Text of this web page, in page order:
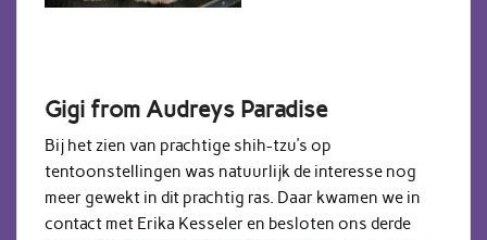
Gigi from Audreys Paradise
Bij het zien van prachtige shih-tzu’s op
tentoonstellingen was natuurlijk de interesse nog
meer gewekt in dit prachtig ras. Daar kwamen we in
contact met Erika Kesseler en besloten ons derde